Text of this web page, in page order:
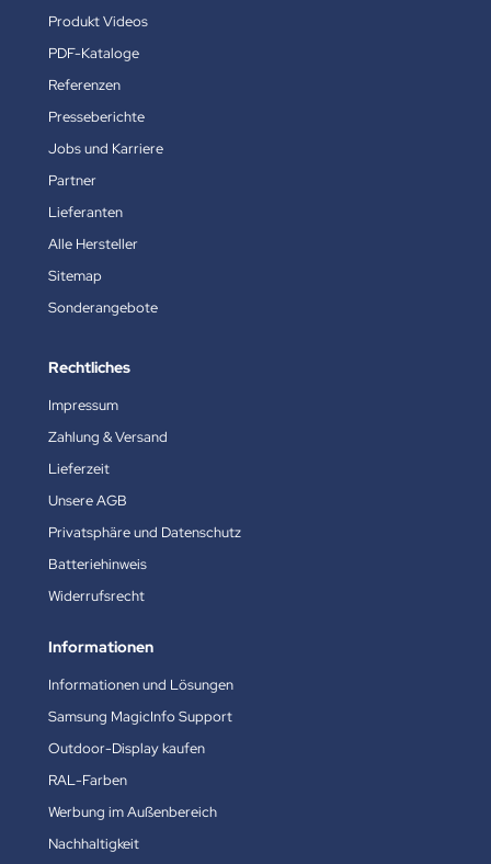
Produkt Videos
PDF-Kataloge
Referenzen
Presseberichte
Jobs und Karriere
Partner
Lieferanten
Alle Hersteller
Sitemap
Sonderangebote
Rechtliches
Impressum
Zahlung & Versand
Lieferzeit
Unsere AGB
Privatsphäre und Datenschutz
Batteriehinweis
Widerrufsrecht
Informationen
Informationen und Lösungen
Samsung MagicInfo Support
Outdoor-Display kaufen
RAL-Farben
Werbung im Außenbereich
Nachhaltigkeit